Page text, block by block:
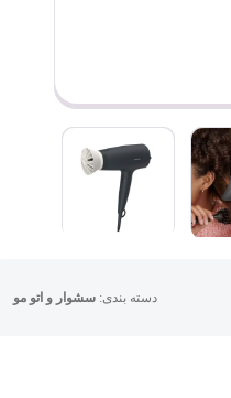
دسته بندی:سشوار و اتو مو